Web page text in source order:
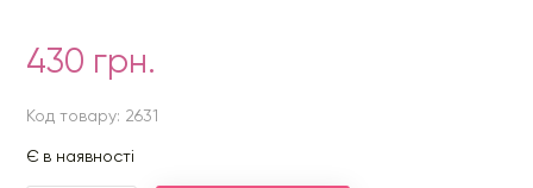
430 грн.
Код товару: 2631
Є в наявності